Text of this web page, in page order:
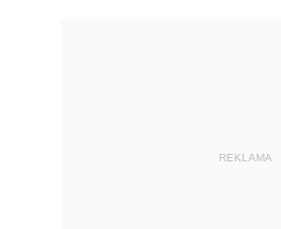
REKLAMA